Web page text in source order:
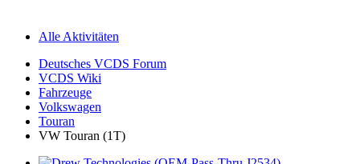
Alle Aktivitäten
Deutsches VCDS Forum
VCDS Wiki
Fahrzeuge
Volkswagen
Touran
VW Touran (1T)